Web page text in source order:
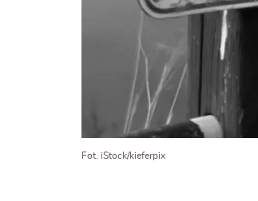
Fot. iStock/kieferpix